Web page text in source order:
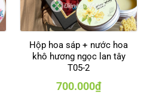
Hộp hoa sáp + nước hoa
khô hương ngọc lan tây
T05-2
700.000₫